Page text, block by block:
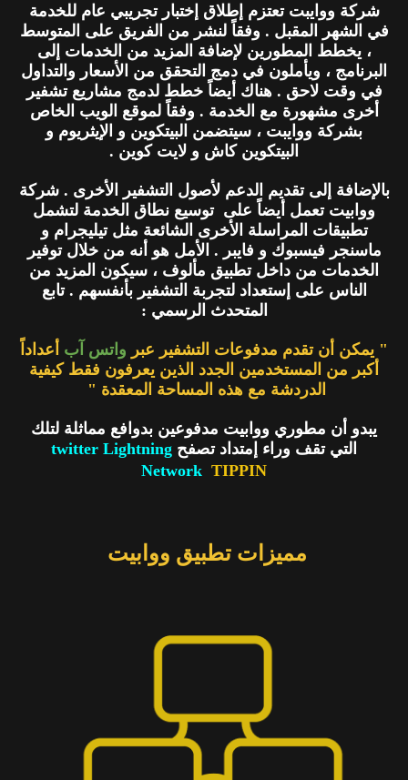
شركة ووايبت تعتزم إطلاق إختبار تجريبي عام للخدمة
في الشهر المقبل . وفقاً لنشر من الفريق على المتوسط
، يخطط المطورين لإضافة المزيد من الخدمات إلى
البرنامج ، ويأملون في دمج التحقق من الأسعار والتداول
في وقت لاحق . هناك أيضاً خطط لدمج مشاريع تشفير
أخرى مشهورة مع الخدمة . وفقاً لموقع الويب الخاص
بشركة ووايبت ، سيتضمن البيتكوين و الإيثريوم و
البيتكوين كاش و لايت كوين .
بالإضافة إلى تقديم الدعم لأصول التشفير الأخرى . شركة
ووابيت تعمل أيضاً على توسيع نطاق الخدمة لتشمل
تطبيقات المراسلة الأخرى الشائعة مثل تيليجرام و
ماسنجر فيسبوك و فايبر . الأمل هو أنه من خلال توفير
الخدمات من داخل تطبيق مألوف ، سيكون المزيد من
الناس على إستعداد لتجربة التشفير بأنفسهم . تابع
المتحدث الرسمي :
" يمكن أن تقدم مدفوعات التشفير عبر واتس آب أعداداً
أكبر من المستخدمين الجدد الذين يعرفون فقط كيفية
الدردشة مع هذه المساحة المعقدة "
يبدو أن مطوري ووابيت مدفوعين بدوافع مماثلة لتلك
التي تقف وراء إمتداد تصفح twitter Lightning
Network TIPPIN
مميزات تطبيق ووابيت